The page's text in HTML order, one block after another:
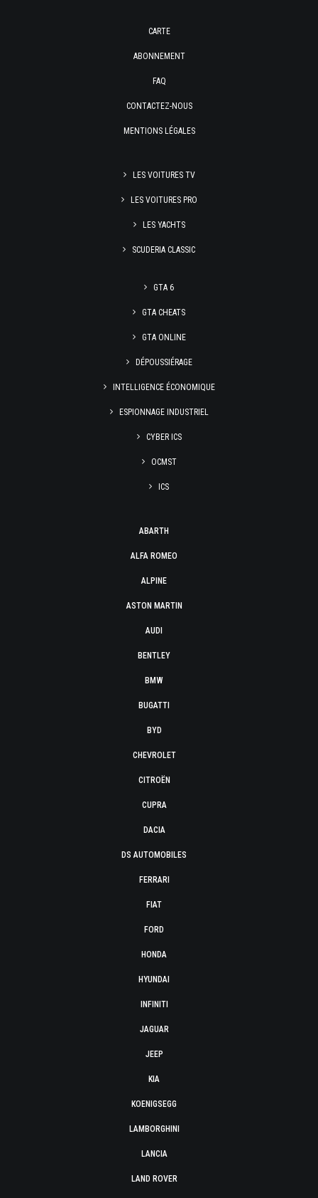
CARTE
ABONNEMENT
FAQ
CONTACTEZ-NOUS
MENTIONS LÉGALES
LES VOITURES TV
LES VOITURES PRO
LES YACHTS
SCUDERIA CLASSIC
GTA 6
GTA CHEATS
GTA ONLINE
DÉPOUSSIÉRAGE
INTELLIGENCE ÉCONOMIQUE
ESPIONNAGE INDUSTRIEL
CYBER ICS
OCMST
ICS
ABARTH
ALFA ROMEO
ALPINE
ASTON MARTIN
AUDI
BENTLEY
BMW
BUGATTI
BYD
CHEVROLET
CITROËN
CUPRA
DACIA
DS AUTOMOBILES
FERRARI
FIAT
FORD
HONDA
HYUNDAI
INFINITI
JAGUAR
JEEP
KIA
KOENIGSEGG
LAMBORGHINI
LANCIA
LAND ROVER